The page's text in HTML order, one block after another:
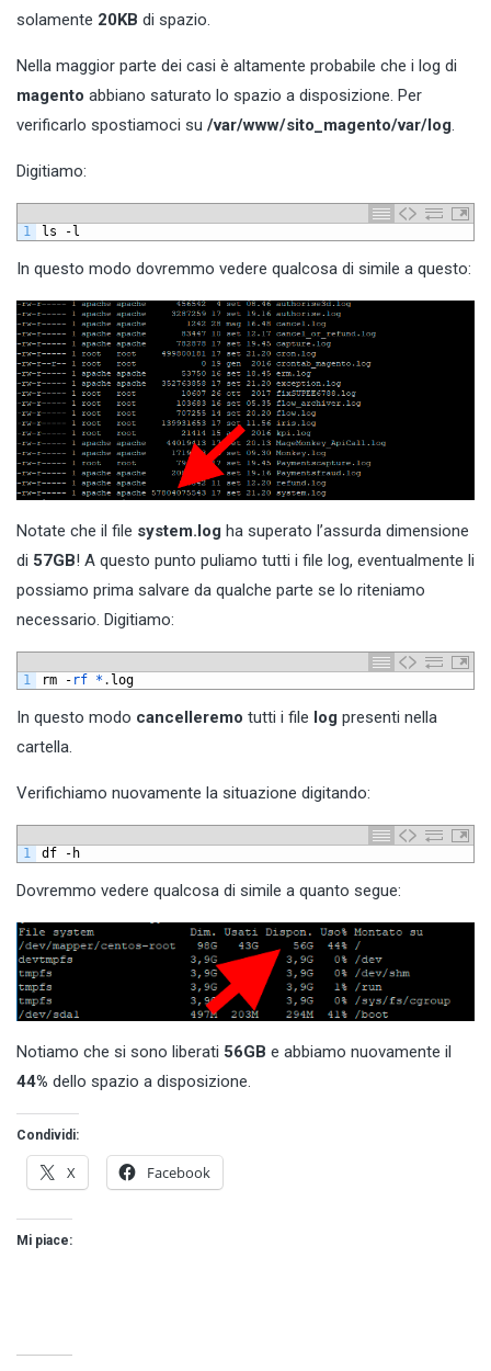
solamente 20KB di spazio.
Nella maggior parte dei casi è altamente probabile che i log di
magento abbiano saturato lo spazio a disposizione. Per
verificarlo spostiamoci su /var/www/sito_magento/var/log
Digitiamo:
1 ls -l
In questo modo dovremmo vedere qualcosa di simile a questo:
Notate che il file system.log ha superato l’assurda dimensione
di 57GB! A questo punto puliamo tutti i file log, eventualmente li
possiamo prima salvare da qualche parte se lo riteniamo
necessario. Digitiamo:
1 rm - rf * . log
In questo modo cancelleremo tutti i file log presenti nella
cartella.
Verifichiamo nuovamente la situazione digitando:
1 df - h
Dovremmo vedere qualcosa di simile a quanto segue:
Notiamo che si sono liberati 56GB e abbiamo nuovamente il
44% dello spazio a disposizione.
Condividi:
X Facebook
Mi piace: